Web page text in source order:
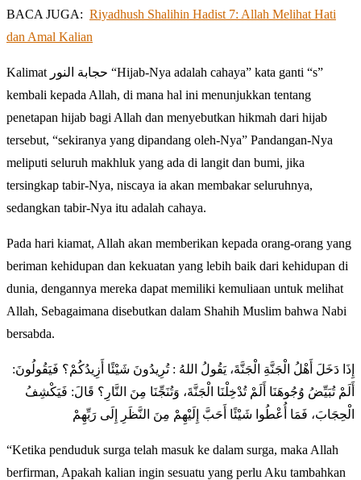
BACA JUGA: Riyadhush Shalihin Hadist 7: Allah Melihat Hati
dan Amal Kalian
Kalimat حجابة النور “Hijab-Nya adalah cahaya” kata ganti “s”
kembali kepada Allah, di mana hal ini menunjukkan tentang
penetapan hijab bagi Allah dan menyebutkan hikmah dari hijab
tersebut, “sekiranya yang dipandang oleh-Nya” Pandangan-Nya
meliputi seluruh makhluk yang ada di langit dan bumi, jika
tersingkap tabir-Nya, niscaya ia akan membakar seluruhnya,
sedangkan tabir-Nya itu adalah cahaya.
Pada hari kiamat, Allah akan memberikan kepada orang-orang yang
beriman kehidupan dan kekuatan yang lebih baik dari kehidupan di
dunia, dengannya mereka dapat memiliki kemuliaan untuk melihat
Allah, Sebagaimana disebutkan dalam Shahih Muslim bahwa Nabi
bersabda.
إِذَا دَخَلَ أَهْلُ الْجَنَّةِ الْجَنَّةَ، يَقُولُ اللهُ : تُرِيدُونَ شَيْئًا أَزِيدُكُمْ؟ فَيَقُولُونَ:
أَلَمْ تُبَيِّضُ وُجُوهَنَا أَلَمْ تُدْخِلْنَا الْجَنَّةَ، وَتُنَجِّنَا مِنَ النَّارِ؟ قَالَ: فَيَكْشِفُ
الْحِجَابَ، فَمَا أُعْطُوا شَيْئًا أَحَبَّ إِلَيْهِمْ مِنَ النَّظَرِ إِلَى رَبِّهِمْ
“Ketika penduduk surga telah masuk ke dalam surga, maka Allah
berfirman, Apakah kalian ingin sesuatu yang perlu Aku tambahkan